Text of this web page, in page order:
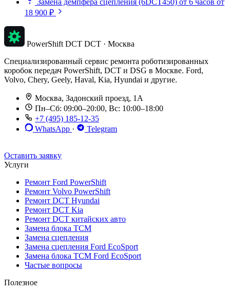
Замена демпфера сцепления (6DCT450) от 6 часов от
18 900 ₽
PowerShift DCT DCT · Москва
Специализированный сервис ремонта роботизированных
коробок передач PowerShift, DCT и DSG в Москве. Ford,
Volvo, Chery, Geely, Haval, Kia, Hyundai и другие.
Москва, Задонский проезд, 1А
Пн–Сб: 09:00–20:00, Вс: 10:00–18:00
+7 (495) 185-12-35
WhatsApp ·
Telegram
Оставить заявку
Услуги
Ремонт Ford PowerShift
Ремонт Volvo PowerShift
Ремонт DCT Hyundai
Ремонт DCT Kia
Ремонт DCT китайских авто
Замена блока TCM
Замена сцепления
Замена сцепления Ford EcoSport
Замена блока TCM Ford EcoSport
Частые вопросы
Полезное